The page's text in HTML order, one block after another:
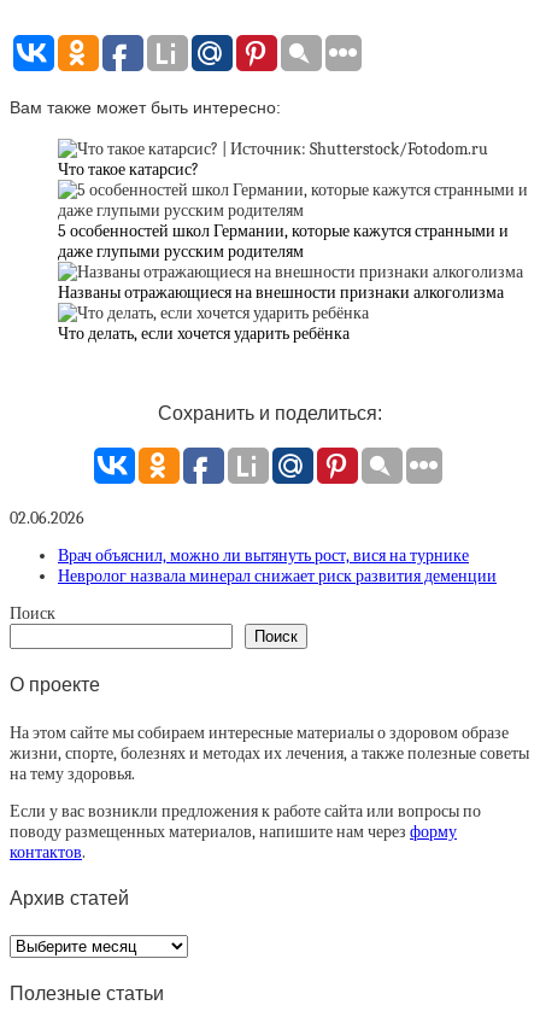
Вам также может быть интересно:
Что такое катарсис?
5 особенностей школ Германии, которые кажутся странными и
даже глупыми русским родителям
Названы отражающиеся на внешности признаки алкоголизма
Что делать, если хочется ударить ребёнка
Сохранить и поделиться:
02.06.2026
Врач объяснил, можно ли вытянуть рост, вися на турнике
Невролог назвала минерал снижает риск развития деменции
Поиск
Поиск
О проекте
На этом сайте мы собираем интересные материалы о здоровом образе
жизни, спорте, болезнях и методах их лечения, а также полезные советы
на тему здоровья.
Если у вас возникли предложения к работе сайта или вопросы по
поводу размещенных материалов, напишите нам через форму
контактов.
Архив статей
Архив
статей
Полезные статьи